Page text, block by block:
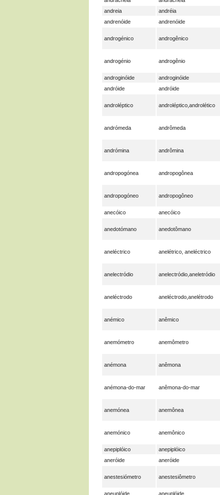
andreia
andréia
andrenóide
andrenóide
androgénico androgênico
androgénio androgênio
androginóide
androginóide
andróide
andróide
androléptico androléptico,androlético
andrómeda andrômeda
andrómina andrômina
andropogónea andropogônea
andropogóneo andropogôneo
anecóico anecóico
anedotómano anedotômano
aneléctrico anelétrico, aneléctrico
anelectródio anelectródio,aneletródio
aneléctrodo aneléctrodo,anelétrodo
anémico anêmico
anemómetro anemômetro
anémona anêmona
anémona-do-mar anêmona-do-mar
anemónea anemônea
anemónico anemônico
anepiplóico
anepiplóico
aneróide
aneróide
anestesiómetro anestesiômetro
aneuplóide aneuplóide